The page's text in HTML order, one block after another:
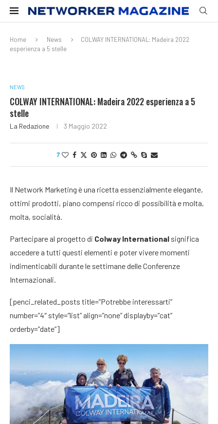
Home News
COLWAY INTERNATIONAL: Madeira 2022
esperienza a 5 stelle
NEWS
COLWAY INTERNATIONAL: Madeira 2022 esperienza a 5
stelle
La Redazione 3 Maggio 2022
7
Il Network Marketing è una ricetta essenzialmente elegante,
ottimi prodotti, piano compensi ricco di possibilità e molta,
molta, socialità.
Partecipare al progetto di Colway International significa
accedere a tutti questi elementi e poter vivere momenti
indimenticabili durante le settimane delle Conferenze
Internazionali.
[penci_related_posts title=”Potrebbe interessarti”
number=”4″ style=”list” align=”none” displayby=”cat”
orderby=”date”]